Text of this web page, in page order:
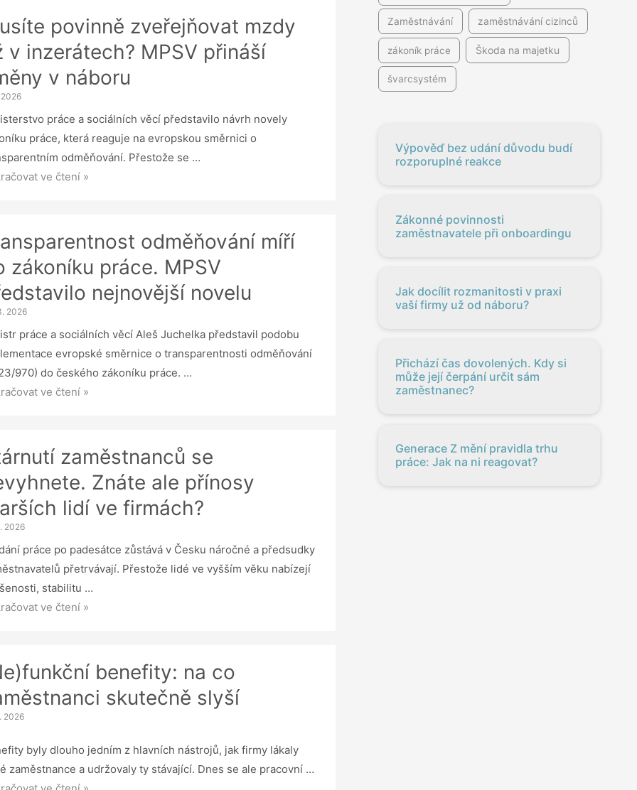
povinně zveřejňovat mzdy
v inzerátech? MPSV přináší
v náboru
práce a sociálních věcí představilo návrh novely
práce, která reaguje na evropskou směrnici o
odměňování. Přestože se …
ve čtení »
odměňování míří
zákoníku práce. MPSV
nejnovější novelu
2026
práce a sociálních věcí Aleš Juchelka představil podobu
evropské směrnice o transparentnosti odměňování
970) do českého zákoníku práce. …
ve čtení »
zaměstnanců se
Znáte ale přínosy
lidí ve firmách?
2026
práce po padesátce zůstává v Česku náročné a předsudky
přetrvávají. Přestože lidé ve vyšším věku nabízejí
stabilitu …
ve čtení »
benefity: na co
skutečně slyší
2026
byly dlouho jedním z hlavních nástrojů, jak firmy lákaly
zaměstnance a udržovaly ty stávající. Dnes se ale pracovní …
Zaměstnávání zaměstnávání cizinců
zákoník práce Škoda na majetku
švarcsystém
Výpověď bez udání důvodu budí
rozporuplné reakce
Zákonné povinnosti
zaměstnavatele při onboardingu
Jak docílit rozmanitosti v praxi
vaší firmy už od náboru?
Přichází čas dovolených. Kdy si
může její čerpání určit sám
zaměstnanec?
Generace Z mění pravidla trhu
práce: Jak na ni reagovat?